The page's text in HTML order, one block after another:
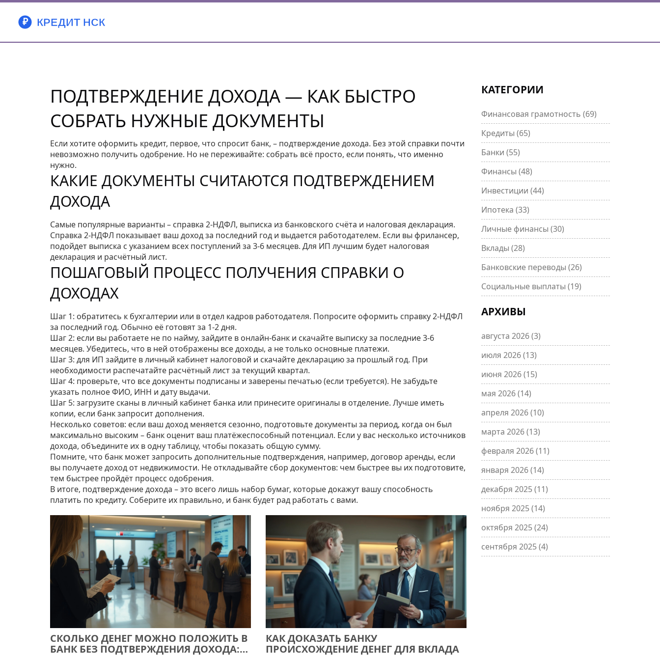
ПОДТВЕРЖДЕНИЕ ДОХОДА — КАК БЫСТРО
СОБРАТЬ НУЖНЫЕ ДОКУМЕНТЫ
Если хотите оформить кредит, первое, что спросит банк, – подтверждение дохода. Без этой справки почти
невозможно получить одобрение. Но не переживайте: собрать всё просто, если понять, что именно
нужно.
КАКИЕ ДОКУМЕНТЫ СЧИТАЮТСЯ ПОДТВЕРЖДЕНИЕМ
ДОХОДА
Самые популярные варианты – справка 2‑НДФЛ, выписка из банковского счёта и налоговая декларация.
Справка 2‑НДФЛ показывает ваш доход за последний год и выдается работодателем. Если вы фрилансер,
подойдет выписка с указанием всех поступлений за 3‑6 месяцев. Для ИП лучшим будет налоговая
декларация и расчётный лист.
ПОШАГОВЫЙ ПРОЦЕСС ПОЛУЧЕНИЯ СПРАВКИ О
ДОХОДАХ
Шаг 1: обратитесь к бухгалтерии или в отдел кадров работодателя. Попросите оформить справку 2‑НДФЛ
за последний год. Обычно её готовят за 1‑2 дня.
Шаг 2: если вы работаете не по найму, зайдите в онлайн‑банк и скачайте выписку за последние 3‑6
месяцев. Убедитесь, что в ней отображены все доходы, а не только основные платежи.
Шаг 3: для ИП зайдите в личный кабинет налоговой и скачайте декларацию за прошлый год. При
необходимости распечатайте расчётный лист за текущий квартал.
Шаг 4: проверьте, что все документы подписаны и заверены печатью (если требуется). Не забудьте
указать полное ФИО, ИНН и дату выдачи.
Шаг 5: загрузите сканы в личный кабинет банка или принесите оригиналы в отделение. Лучше иметь
копии, если банк запросит дополнения.
Несколько советов: если ваш доход меняется сезонно, подготовьте документы за период, когда он был
максимально высоким – банк оценит ваш платёжеспособный потенциал. Если у вас несколько источников
дохода, объедините их в одну таблицу, чтобы показать общую сумму.
Помните, что банк может запросить дополнительные подтверждения, например, договор аренды, если
вы получаете доход от недвижимости. Не откладывайте сбор документов: чем быстрее вы их подготовите,
тем быстрее пройдёт процесс одобрения.
В итоге, подтверждение дохода – это всего лишь набор бумаг, которые докажут вашу способность
платить по кредиту. Соберите их правильно, и банк будет рад работать с вами.
СКОЛЬКО ДЕНЕГ МОЖНО ПОЛОЖИТЬ В
БАНК БЕЗ ПОДТВЕРЖДЕНИЯ ДОХОДА:
КАК ДОКАЗАТЬ БАНКУ
ПРОИСХОЖДЕНИЕ ДЕНЕГ ДЛЯ ВКЛАДА
КАТЕГОРИИ
Финансовая грамотность (69)
Кредиты (65)
Банки (55)
Финансы (48)
Инвестиции (44)
Ипотека (33)
Личные финансы (30)
Вклады (28)
Банковские переводы (26)
Социальные выплаты (19)
АРХИВЫ
августа 2026(3)
июля 2026(13)
июня 2026(15)
мая 2026(14)
апреля 2026(10)
марта 2026(13)
февраля 2026(11)
января 2026(14)
декабря 2025(11)
ноября 2025(14)
октября 2025(24)
сентября 2025(4)